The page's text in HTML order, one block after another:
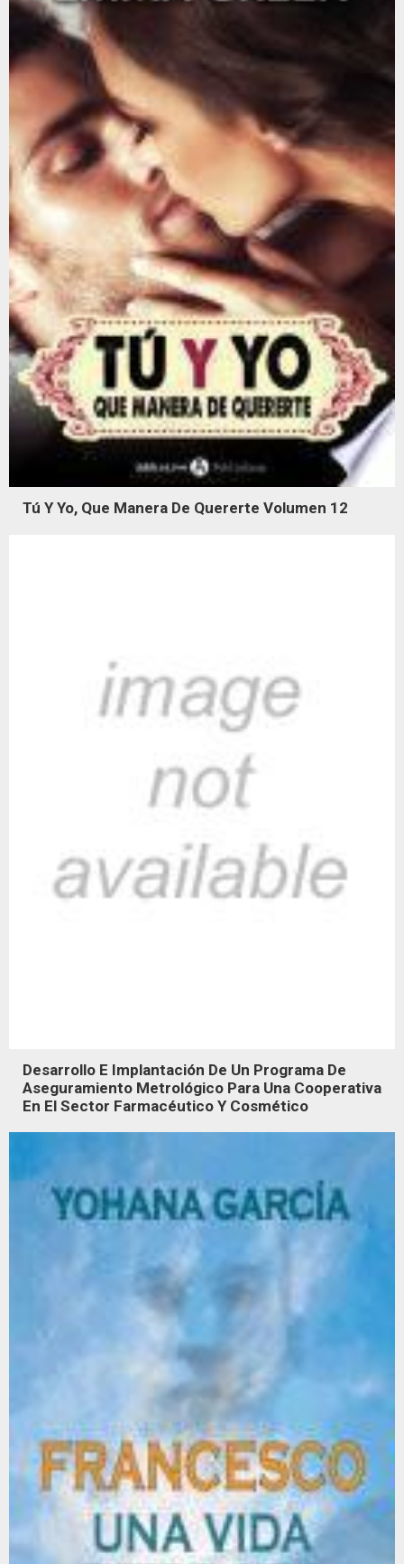
Tú Y Yo, Que Manera De Quererte Volumen 12
Desarrollo E Implantación De Un Programa De
Aseguramiento Metrológico Para Una Cooperativa
En El Sector Farmacéutico Y Cosmético